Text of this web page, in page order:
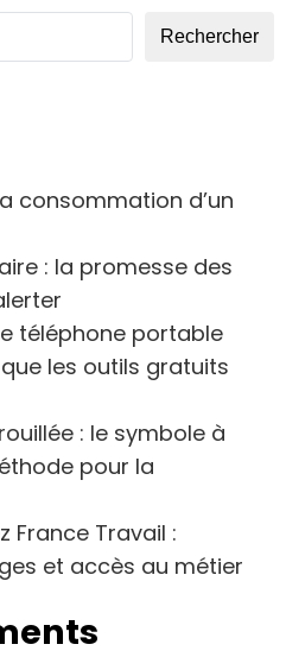
Rechercher
consommation d’un
: la promesse des
téléphone portable
les outils gratuits
: le symbole à
pour la
France Travail :
et accès au métier